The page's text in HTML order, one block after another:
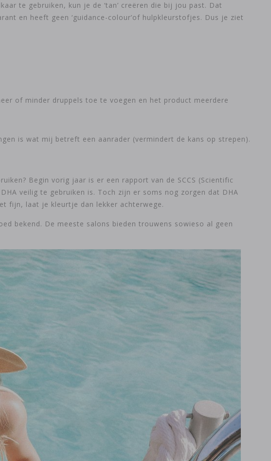
te gebruiken, kun je de ‘tan’ creëren die bij jou past. Dat
en heeft geen ‘guidance-colour’of hulpkleurstofjes. Dus je ziet
of minder druppels toe te voegen en het product meerdere
is wat mij betreft een aanrader (vermindert de kans op strepen).
Begin vorig jaar is er een rapport van de SCCS (Scientific
veilig te gebruiken is. Toch zijn er soms nog zorgen dat DHA
fijn, laat je kleurtje dan lekker achterwege.
bekend. De meeste salons bieden trouwens sowieso al geen